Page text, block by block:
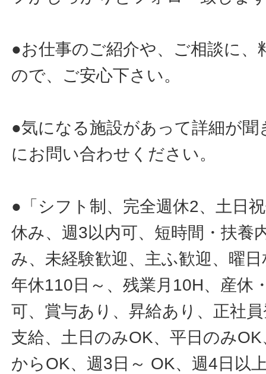
●お仕事のご紹介や、ご相談に
ので、ご安心下さい。
●気になる施設があって詳細が
にお問い合わせください。
●「シフト制、完全週休2、土日
休み、週3以内可、短時間・扶養
み、未経験歓迎、主ふ歓迎、曜
年休110日～、残業月10H、産休
可、賞与あり、昇給あり、正社
支給、土日のみOK、平日のみ
からOK、週3日～ OK、週4日以